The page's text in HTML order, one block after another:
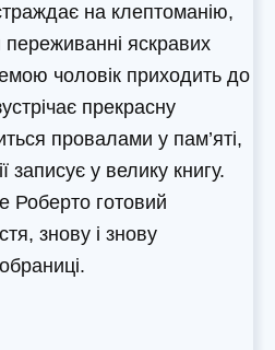
на клептоманію,
яскравих
чоловік приходить до
прекрасну
провалами у пам’яті,
записує у велику книгу.
Роберто готовий
знову і знову